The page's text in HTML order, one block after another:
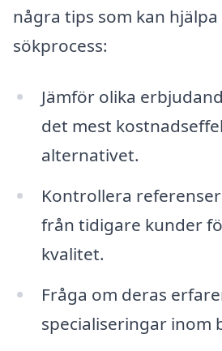
några tips som kan
sökprocess:
Jämför olika
det mest
alternativet.
Kontrollera
från tidigare kunder
kvalitet.
Fråga om deras
specialiseringar inom